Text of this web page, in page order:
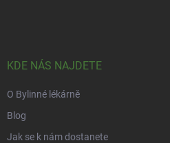
KDE NÁS NAJDETE
O Bylinné lékárně
Blog
Jak se k nám dostanete